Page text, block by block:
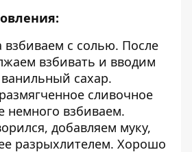
взбиваем с солью. После
взбивать и вводим
сахар.
сливочное
немного взбиваем.
добавляем муку,
разрыхлителем. Хорошо